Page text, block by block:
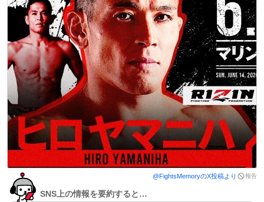
@FightsMemoryのX投稿より 報告
SNS上の情報を要約すると…